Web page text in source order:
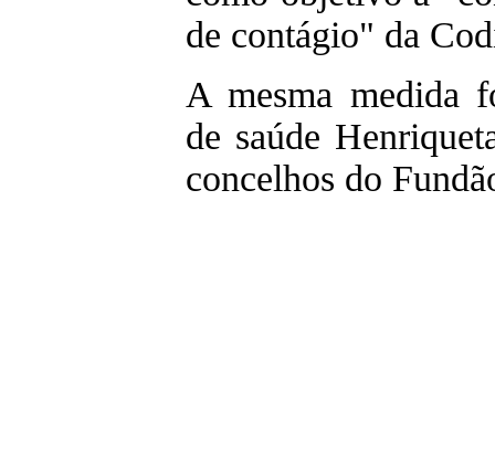
de contágio" da
A mesma medida
de saúde
concelhos do